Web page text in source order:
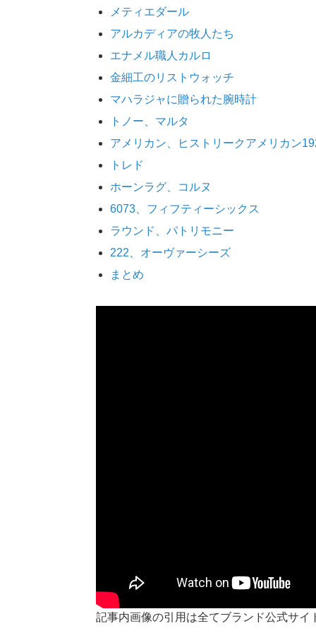
メティエダール
アルカディアの牧人たち
エナメル職人カルロ
金細工のリストウォッチ
マハラジャに贈られた腕時計
トノー、マルタ
アメリカン、ヒストリークアメリカン
トレド
ホーンラグ、コルヌ
6073、フィフティーシックス
ラウンド、パトリモニー
222、オーヴァーシーズ
まとめ
記事内画像の引用は全てブランド公式サイ